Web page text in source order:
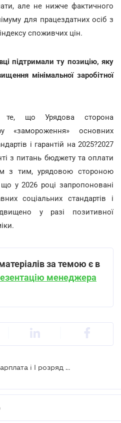
але не нижче фактичного
для працездатних осіб з
споживчих цін.
підтримали ту позицію, яку
мінімальної заробітної
що Урядова сторона
«замороження» основних
і гарантій на 2025?2027
з питань бюджету та оплати
з тим, урядовою стороною
у 2026 році запропоновані
соціальних стандартів і
у разі позитивної
за темою є в
менеджера
Якими будуть мінімальна зарплата і І розряд ЄТС у 2026 році